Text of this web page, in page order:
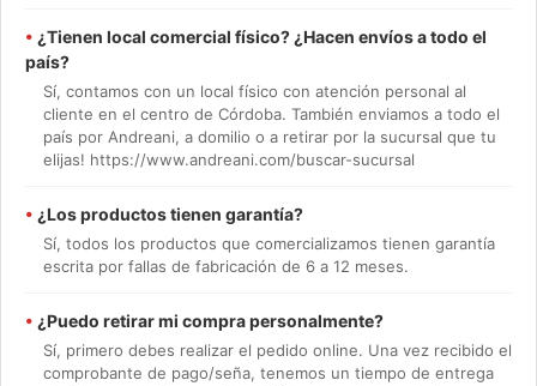
• ¿Tienen local comercial físico? ¿Hacen envíos a todo el
país?
Sí, contamos con un local físico con atención personal al
cliente en el centro de Córdoba. También enviamos a todo el
país por Andreani, a domilio o a retirar por la sucursal que tu
elijas! https://www.andreani.com/buscar-sucursal
• ¿Los productos tienen garantía?
Sí, todos los productos que comercializamos tienen garantía
escrita por fallas de fabricación de 6 a 12 meses.
• ¿Puedo retirar mi compra personalmente?
Sí, primero debes realizar el pedido online. Una vez recibido el
comprobante de pago/seña, tenemos un tiempo de entrega